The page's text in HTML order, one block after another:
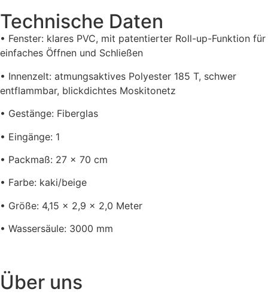
Technische Daten
• Fenster: klares PVC, mit patentierter Roll-up-Funktion für
einfaches Öffnen und Schließen
• Innenzelt: atmungsaktives Polyester 185 T, schwer
entflammbar, blickdichtes Moskitonetz
• Gestänge: Fiberglas
• Eingänge: 1
• Packmaß: 27 x 70 cm
• Farbe: kaki/beige
• Größe: 4,15 x 2,9 x 2,0 Meter
• Wassersäule: 3000 mm
Über uns